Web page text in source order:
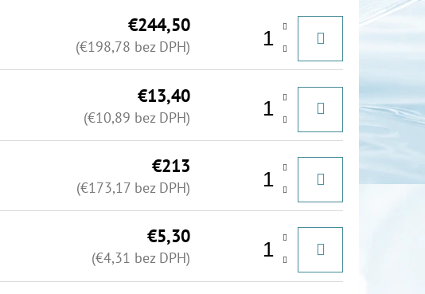
€244,50
(€198,78 bez DPH)
€13,40
(€10,89 bez DPH)
€213
(€173,17 bez DPH)
€5,30
(€4,31 bez DPH)